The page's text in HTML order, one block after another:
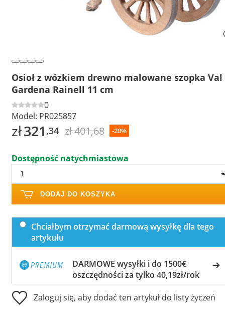
Osioł z wózkiem drewno malowane szopka Val
Gardena Rainell 11 cm
0
Model: PR025857
zł321 ,34 zł 401,68 -20%
Dostępność natychmiastowa
DODAJ DO KOSZYKA
Chciałbym otrzymać darmową wysyłkę dla tego
artykułu
DARMOWE wysyłki i do 1500€
oszczędności za tylko 40,19zł/rok
Zaloguj się, aby dodać ten artykuł do listy życzeń